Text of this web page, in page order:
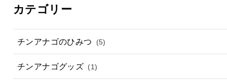
カテゴリー
チンアナゴのひみつ (5)
チンアナゴグッズ (1)